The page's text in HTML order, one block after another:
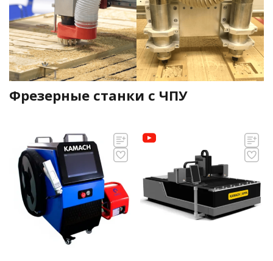
Фрезерные станки с ЧПУ